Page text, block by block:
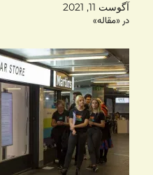
آگوست 11, 2021
در «مقاله»